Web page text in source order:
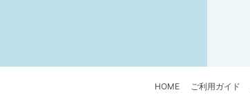
HOME ご利用ガイド